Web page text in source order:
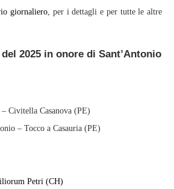
giornaliero , per i dettagli e per tutte le altre
2025 in onore di Sant’Antonio
Civitella Casanova (PE)
– Tocco a Casauria (PE)
Petri (CH)